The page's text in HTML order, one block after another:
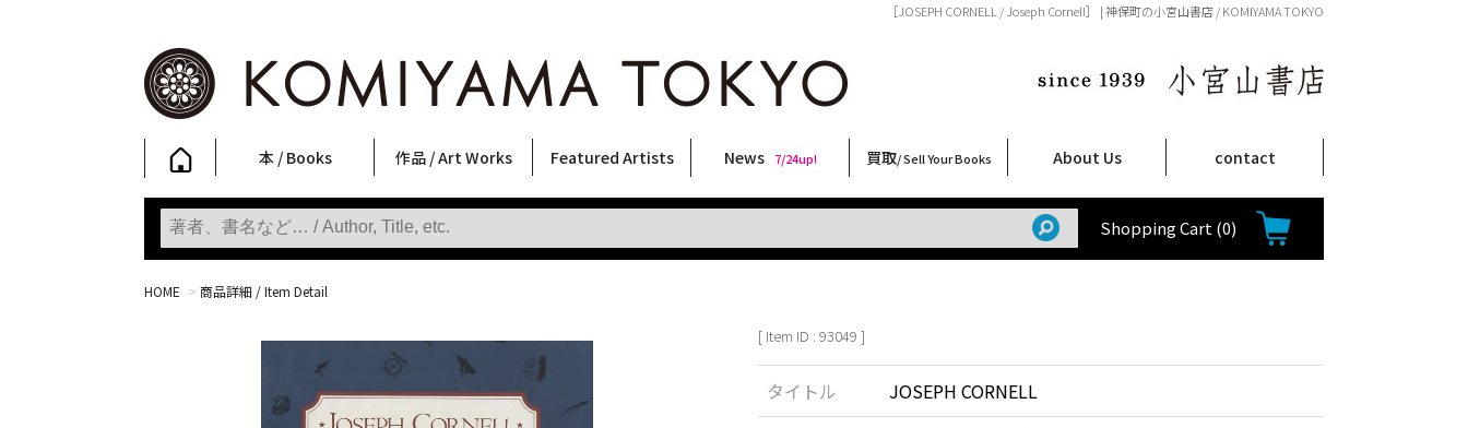
［JOSEPH CORNELL / Joseph Cornell］ | 神保町の小宮山書店 / KOMIYAMA TOKYO
本 / Books
写真集
Photobooks
ファッション
Fashion
アート / 美術
Art
文学・人文
Literature & Humanities
日本文化
Japanese Culture
新刊
New Books
SALE
SALE
作品 / Art Works
フォトグラフィー
Photography
ポスター
Posters
ストリートアート
Street Art
立体・その他
Sculptures / etc
アートワークス
Art Works
Primary Artworks
KOMIYAMA TOKYO ART LABEL
版画
Prints
Featured Artists
稲嶺啓一(東風終)
村田言恵
丸岡和吾
Rico Casella
キム・ロートン
菅谷晋一
柴田亜美
内藤啓介
CHRIS
内藤ルネ
須藤昌人
COOKIE
大類信
三島剛
天野タケル
林月光
春川ナミオ
三島由紀夫
森山大道
横尾忠則
大西洋介
秋赤音
二本木里美
佐伯俊男
北島敬三
News 7/24up!
新着・おすすめ商品 9/7up!
フェア・イベント情報 7/24up!
お店からのお知らせ 6/1up!
買取/ Sell Your Books
買取ブログ
買取専用フォーム
古書 / 古本の買取
美術品の買取
出張買取について
宅配買取について
店頭買取について
よくある質問
About Us
店舗案内
Shop Infomation
ご注文について
How to Order
特定商取引法に関する表示
プライバシーポリシー
contact
Shopping Cart (0)
HOME > 商品詳細 / Item Detail
[ Item ID : 93049 ]
タイトル
JOSEPH CORNELL